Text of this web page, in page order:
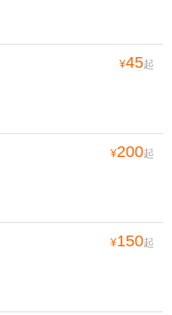
¥45起
¥200起
¥150起